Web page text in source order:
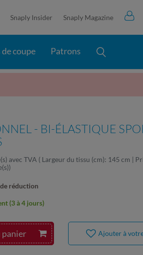
Snaply Insider Snaply Magazine
coupe Patrons
- BI-ÉLASTIQUE
avec TVA ( Largeur du tissu (cm): 145 cm |
)
réduction
(3 à 4 jours)
Ajouter à